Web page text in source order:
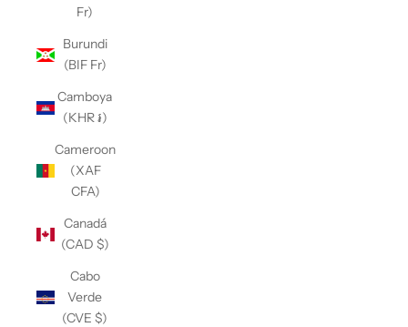
Fr)
Burundi
(BIF Fr)
Camboya
(KHR ៛)
Cameroon
(XAF
CFA)
Canadá
(CAD $)
Cabo
Verde
(CVE $)